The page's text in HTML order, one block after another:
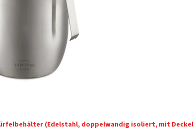
(Edelstahl, doppelwandig isoliert, mit Deckel